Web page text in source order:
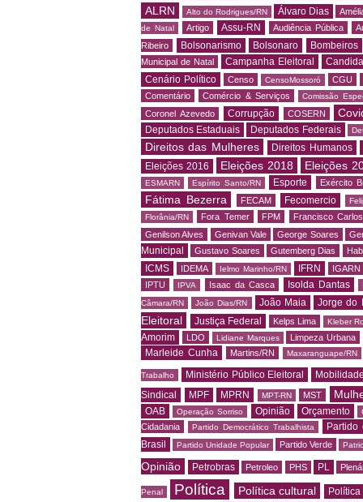
ALRN
Alto do Rodrigues/RN Álvaro Dias
de Natal
Artigo Assu-RN Audiência Pública
Ribeiro
Bolsonarismo Bolsonaro Bombeiros
Municipal de Natal
Campanha Eleitoral
Cenário Político Censo CensoMossoró CGU
Comentário Comércio & Serviços Comissão
Coronel Azevedo Corrupção COSERN
Deputados Estaduais Deputados Federais
Direitos das Mulheres Direitos Humanos
Eleições 2016 Eleições 2018 Eleições
ESMARN Espírito Santo/RN Esporte Exército
Fátima Bezerra FECAM Fecomercio
Florânia/RN Fora Temer FPM Francisco Carlos
Genilson Alves Genivan Vale George Soares
Municipal
Gustavo Soares Gutemberg Dias
ICMS IDEMA Ielmo Marinho/RN IFRN IGARN
IPTU IPVA Isaac da Casca Isolda Dantas
Câmara/RN
João Dias/RN João Maia Jorge do
Eleitoral
Justiça Federal Kelps Lima Kleber
Amorim
LDO Lidiane Marques Limpeza Urbana
Marleide Cunha Martins/RN Maxaranguape/RN
Trabalho Ministério Público Eleitoral
Sindical
MPF MPRN MPT-RN MST
OAB Operação Sorriso Opinião Orçamento
Cidadania
Partido Democrático Trabalhista Partido
Brasil
Partido Unidade Popular Partido Verde
Opinião
Petrobras Petroleo PHS PL
Penal Política Política cultural